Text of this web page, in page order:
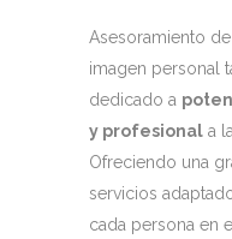
Asesoramiento
imagen personal
dedicado a
y profesional a
Ofreciendo una
servicios
cada persona en